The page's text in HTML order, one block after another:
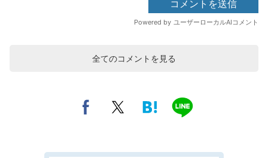
全てのコメントを見る